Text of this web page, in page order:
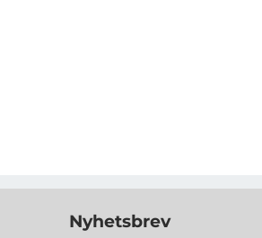
Nyhetsbrev